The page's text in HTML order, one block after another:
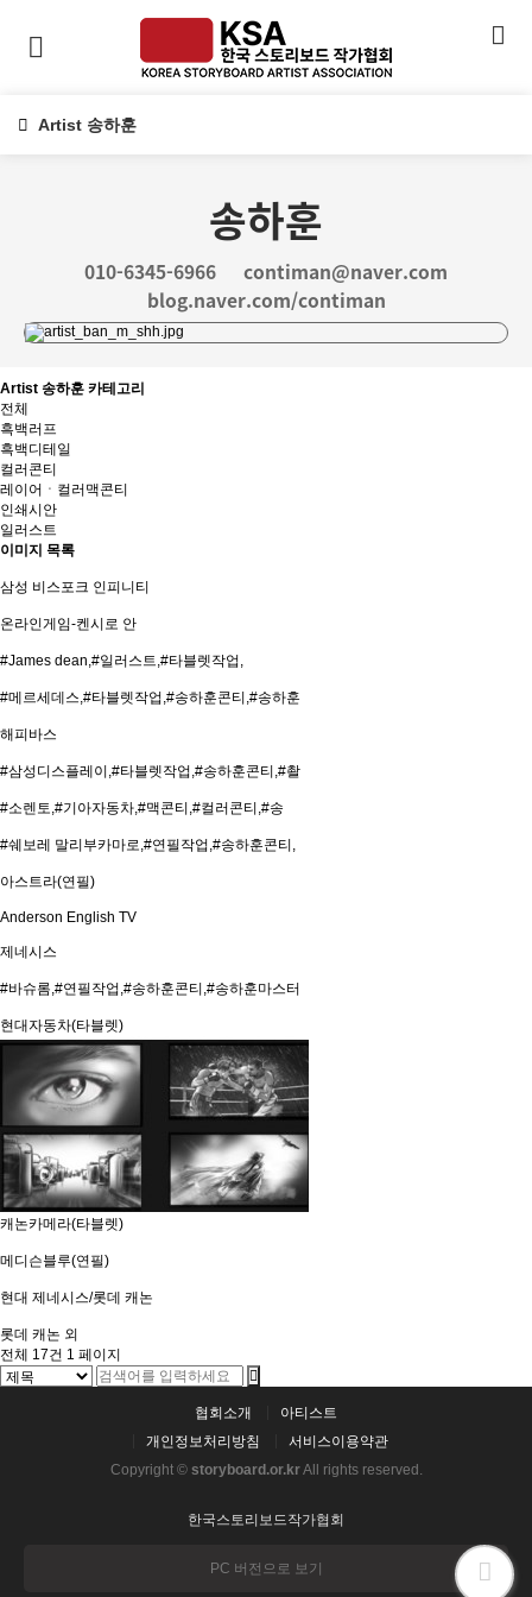
Artist 송하훈
송하훈
010-6345-6966
contiman@naver.com
blog.naver.com/contiman
Artist 송하훈 카테고리
전체
흑백러프
흑백디테일
컬러콘티
레이어ㆍ컬러맥콘티
인쇄시안
일러스트
이미지 목록
삼성 비스포크 인피니티
온라인게임-켄시로 안
#James dean,#일러스트,#타블렛작업,
#메르세데스,#타블렛작업,#송하훈콘티,#송하훈
해피바스
#삼성디스플레이,#타블렛작업,#송하훈콘티,#촬
#소렌토,#기아자동차,#맥콘티,#컬러콘티,#송
#쉐보레 말리부카마로,#연필작업,#송하훈콘티,
아스트라(연필)
Anderson English TV
제네시스
#바슈롬,#연필작업,#송하훈콘티,#송하훈마스터
현대자동차(타블렛)
캐논카메라(타블렛)
메디슨블루(연필)
현대 제네시스/롯데 캐논
롯데 캐논 외
전체 17건 1 페이지
협회소개
아티스트
개인정보처리방침
서비스이용약관
Copyright © storyboard.or.krAll rights reserved.
한국스토리보드작가협회
PC 버전으로 보기